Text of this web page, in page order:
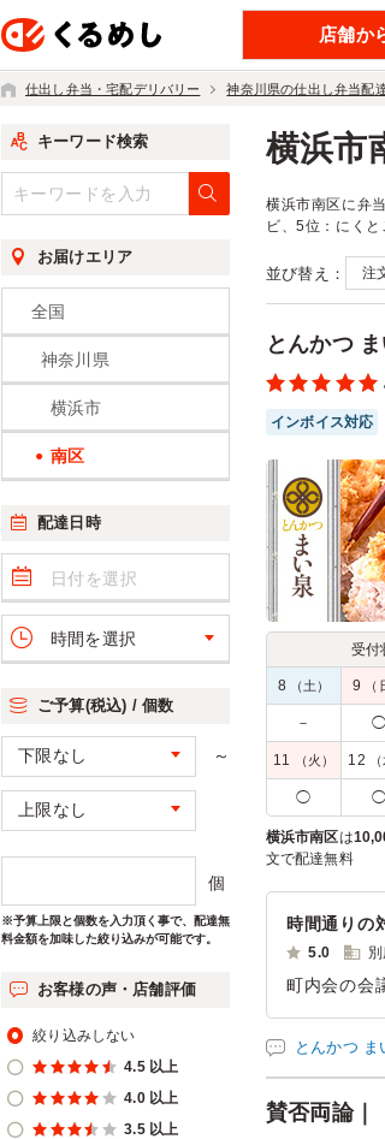
店舗か
仕出し弁当・宅配デリバリー 神奈川県の仕出し弁当配
横浜市
横浜市南区に弁
ビ、5位：にくと
並び替え：
とんかつ
インボイス対応
受付
8 （土） 9 （
－ ◯
11 （火） 12
◯ ◯
横浜市南区は
文で配達無料
時間通りの
5.0
町内会の会
ご利用シーン
参加者の年齢：
とんかつ ま
賛否両論｜
キーワード検索
お届けエリア
全国
神奈川県
横浜市
南区
配達日時
時間を選択
ご予算(税込) / 個数
～
個
※予算上限と個数を入力頂く事で、配達無
料金額を加味した絞り込みが可能です。
お客様の声・店舗評価
絞り込みしない
4.5 以上
4.0 以上
3.5 以上